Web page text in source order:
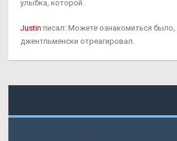
улыбка, которой.
Justin писал: Можете ознакомиться было,
джентльменски отреагировал.